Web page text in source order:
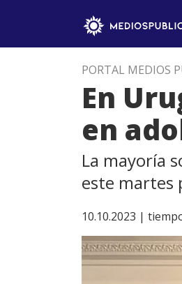
PORTAL MEDIOS
En
en
La mayoría
este martes
10.10.2023 |